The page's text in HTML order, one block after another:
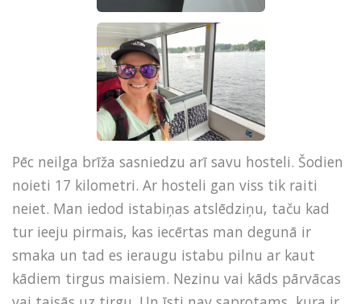
Pēc neilga brīža sasniedzu arī savu hosteli. Šodien
noieti 17 kilometri. Ar hosteli gan viss tik raiti
neiet. Man iedod istabiņas atslēdziņu, taču kad
tur ieeju pirmais, kas iecērtas man degunā ir
smaka un tad es ieraugu istabu pilnu ar kaut
kādiem tirgus maisiem. Nezinu vai kāds pārvācas